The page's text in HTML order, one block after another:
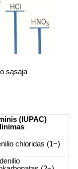
sąsaja
(IUPAC)
chloridas (1−)